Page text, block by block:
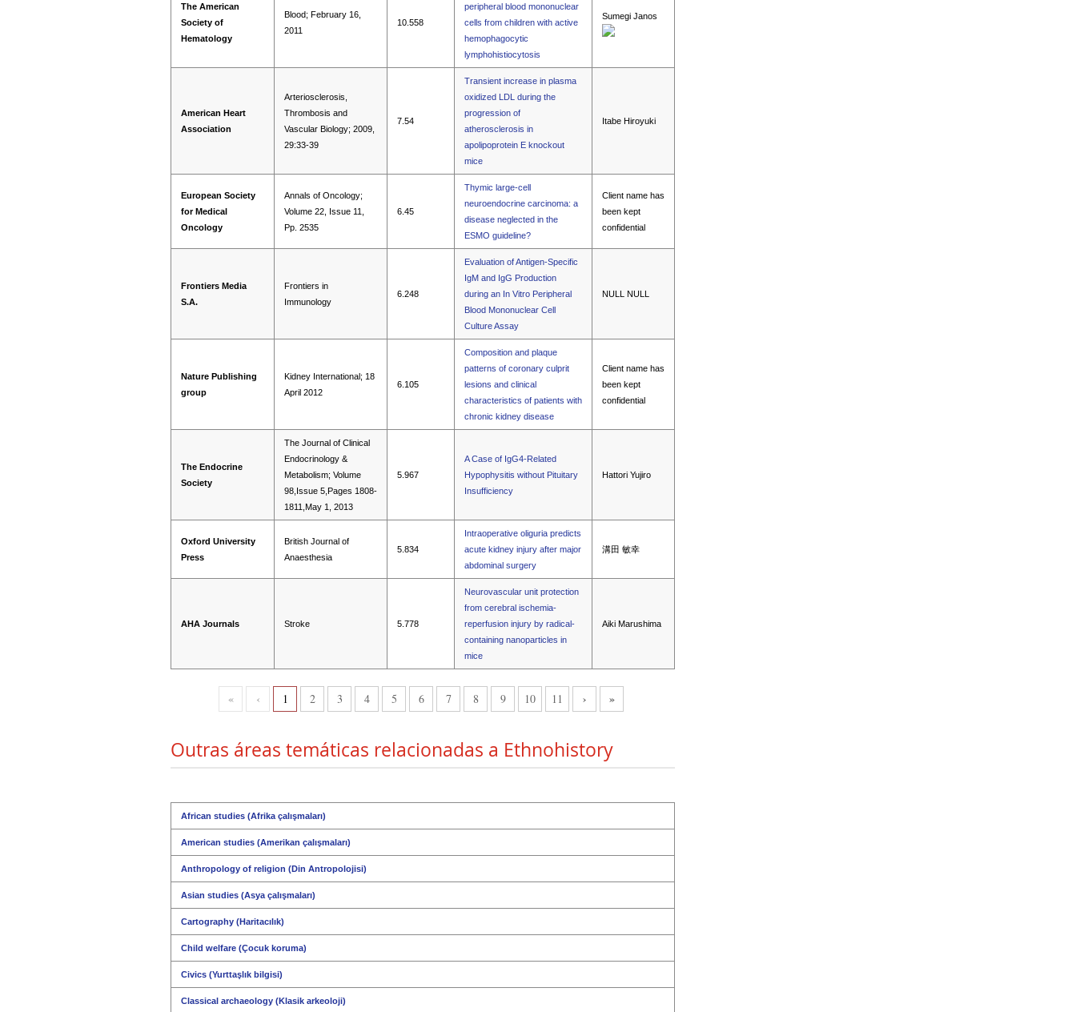
The American
Society of
Hematology
Blood; February 16,
2011
10.558
peripheral blood mononuclear
cells from children with active
hemophagocytic
lymphohistiocytosis
Sumegi Janos
American Heart
Association
Arteriosclerosis,
Thrombosis and
Vascular Biology; 2009,
29:33-39
7.54
Transient increase in plasma
oxidized LDL during the
progression of
atherosclerosis in
apolipoprotein E knockout
mice
Itabe Hiroyuki
European Society
for Medical
Oncology
Annals of Oncology;
Volume 22, Issue 11,
Pp. 2535
6.45
Thymic large-cell
neuroendocrine carcinoma: a
disease neglected in the
ESMO guideline?
Client name has
been kept
confidential
Frontiers Media
S.A.
Frontiers in
Immunology
6.248
Evaluation of Antigen-Specific
IgM and IgG Production
during an In Vitro Peripheral
Blood Mononuclear Cell
Culture Assay
NULL NULL
Nature Publishing
group
Kidney International; 18
April 2012
6.105
Composition and plaque
patterns of coronary culprit
lesions and clinical
characteristics of patients with
chronic kidney disease
Client name has
been kept
confidential
The Endocrine
Society
The Journal of Clinical
Endocrinology &
Metabolism; Volume
98,Issue 5,Pages 1808-
1811,May 1, 2013
5.967
A Case of IgG4-Related
Hypophysitis without Pituitary
Insufficiency
Hattori Yujiro
Oxford University
Press
British Journal of
Anaesthesia
5.834
Intraoperative oliguria predicts
acute kidney injury after major
abdominal surgery
溝田 敏幸
AHA Journals Stroke 5.778
Neurovascular unit protection
from cerebral ischemia-
reperfusion injury by radical-
containing nanoparticles in
mice
Aiki Marushima
« ‹ 1 2 3 4 5 6 7 8 9 10 11 › »
Outras áreas temáticas relacionadas a Ethnohistory
African studies (Afrika çalışmaları)
American studies (Amerikan çalışmaları)
Anthropology of religion (Din Antropolojisi)
Asian studies (Asya çalışmaları)
Cartography (Haritacılık)
Child welfare (Çocuk koruma)
Civics (Yurttaşlık bilgisi)
Classical archaeology (Klasik arkeoloji)